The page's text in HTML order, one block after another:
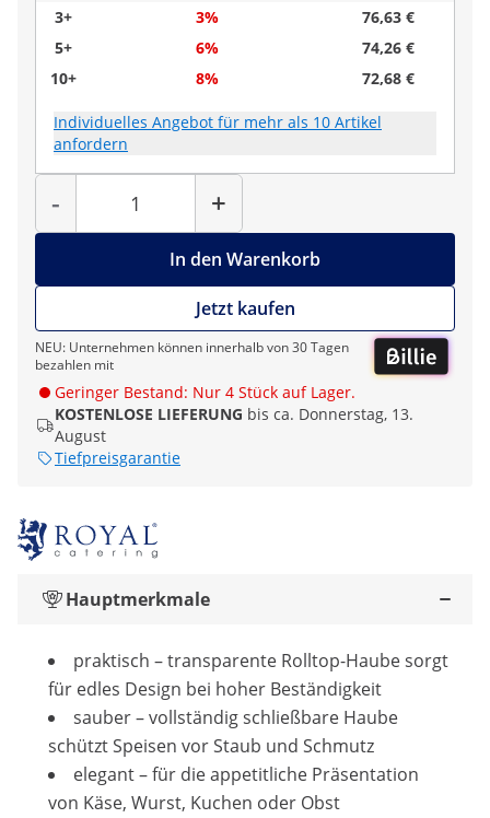
3+
3%
76,63 €
5+
6%
74,26 €
10+
8% 72,68 €
Individuelles Angebot für mehr als 10 Artikel
anfordern
-
Menge
+
In den Warenkorb
Jetzt kaufen
NEU: Unternehmen können innerhalb von 30 Tagen
bezahlen mit
Geringer Bestand: Nur 4 Stück auf Lager.
KOSTENLOSE LIEFERUNG bis ca. Donnerstag, 13.
August
Tiefpreisgarantie
Hauptmerkmale
praktisch – transparente Rolltop-Haube sorgt
für edles Design bei hoher Beständigkeit
sauber – vollständig schließbare Haube
schützt Speisen vor Staub und Schmutz
elegant – für die appetitliche Präsentation
von Käse, Wurst, Kuchen oder Obst